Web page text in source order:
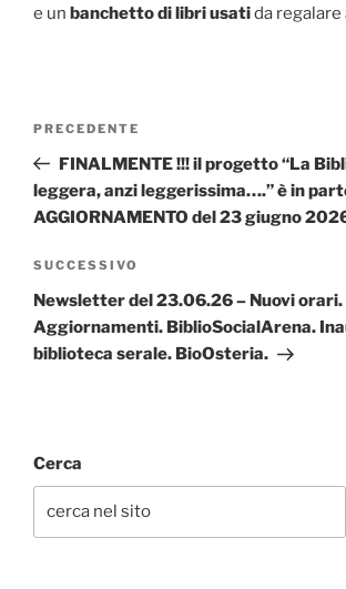
e un banchetto di libri usatida regalare
Navigazione
Articolo
precedente:
PRECEDENTE
FINALMENTE !!! il progetto “La
leggera, anzi leggerissima….” è in
AGGIORNAMENTO del 23 giugno
Articolo
successivo
SUCCESSIVO
Newsletter del 23.06.26 – Nuovi orari.
Aggiornamenti. BiblioSocialArena.
biblioteca serale. BioOsteria.
Cerca